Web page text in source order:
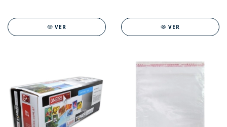
VER VER